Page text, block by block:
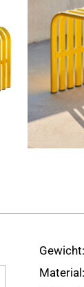
Gewicht
Material